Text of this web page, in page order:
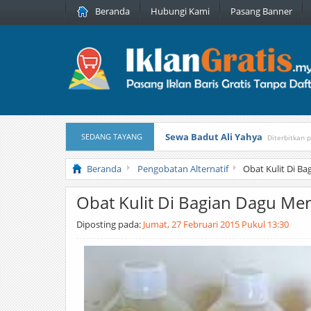
Beranda Hubungi Kami Pasang Banner
SEDANG TAYANG Sewa Badut Ali Yahya Diterbitkan
Honda Brio 1.3 E AT CBU 2012
Beranda Pengobatan Alternatif Obat Kulit Di
Obat Kulit Di Bagian Dagu
Diposting pada: Jumat, 27 Februari 2015 Pukul 13:30